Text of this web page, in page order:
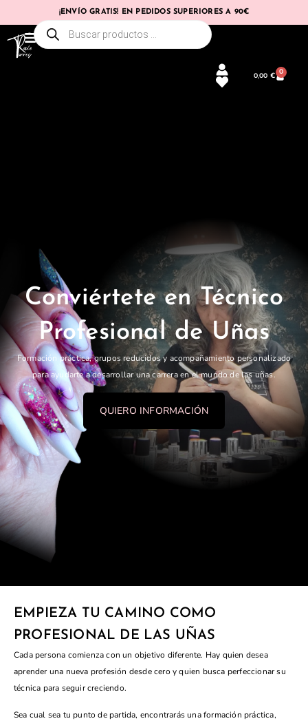
¡ENVÍO GRATIS! EN PEDIDOS SUPERIORES A 90€
0,00 € 0
Conviértete en Técnico
Profesional de Uñas
Formación práctica, grupos reducidos y acompañamiento personalizado
para ayudarte a desarrollar una carrera en el mundo de las uñas.
QUIERO INFORMACIÓN
EMPIEZA TU CAMINO COMO
PROFESIONAL DE LAS UÑAS
Cada persona comienza con un objetivo diferente. Hay quien desea
aprender una nueva profesión desde cero y quien busca perfeccionar su
técnica para seguir creciendo.
Sea cual sea tu punto de partida, encontrarás una formación práctica,